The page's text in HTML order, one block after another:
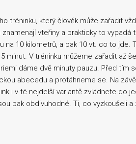
tréninku, který člověk může zařadit
vteřiny a prakticky to vypadá
na 10 kilometrů, a pak 10 vt. co to jde.
minut. V tréninku můžeme zařadit až
dáme dvě minuty pauzu. Před tím
abecedu a protáhneme se. Na
i v té nejdelší variantě zvládnete do
pak obdivuhodné. Ti, co vyzkoušeli